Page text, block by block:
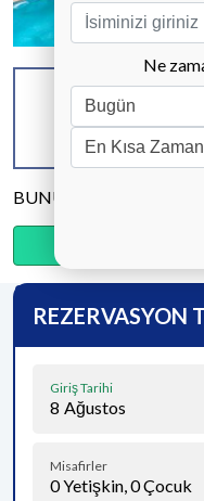
Tüm
KAPASİTE
8 KİŞİ
BUNU PAYLAŞ
REZERVASYON
Giriş Tarihi
8 Ağustos
Misafirler
0Yetişkin,0Çocuk
Ne